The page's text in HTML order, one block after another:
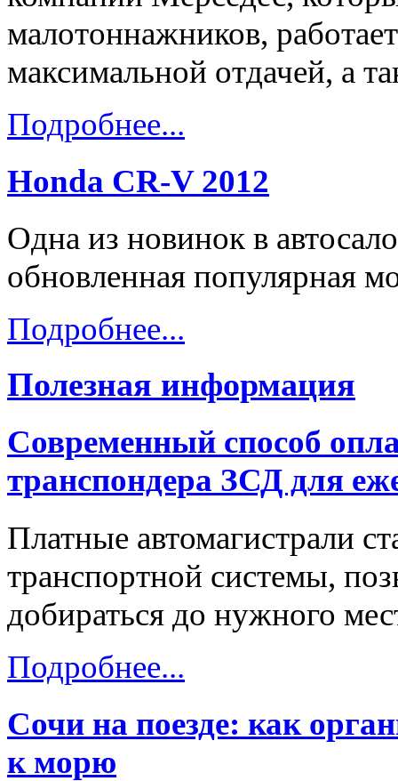
малотоннажников,
максимальной отдачей, а
Подробнее...
Honda CR-V 2012
Одна из новинок в
обновленная популярная
Подробнее...
Полезная информация
Современный способ
транспондера ЗСД для
Платные автомагистрали
транспортной системы,
добираться до нужного
Подробнее...
Сочи на поезде: как
к морю